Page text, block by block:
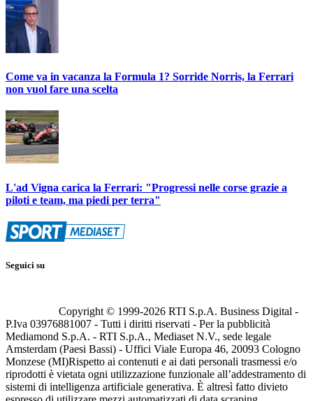
Come va in vacanza la Formula 1? Sorride Norris, la Ferrari
non vuol fare una scelta
L'ad Vigna carica la Ferrari: "Progressi nelle corse grazie a
piloti e team, ma piedi per terra"
Seguici su
Copyright © 1999-2026 RTI S.p.A. Business Digital -
P.Iva 03976881007 - Tutti i diritti riservati - Per la pubblicità
Mediamond S.p.A. - RTI S.p.A., Mediaset N.V., sede legale
Amsterdam (Paesi Bassi) - Uffici Viale Europa 46, 20093 Cologno
Monzese (MI)Rispetto ai contenuti e ai dati personali trasmessi e/o
riprodotti è vietata ogni utilizzazione funzionale all’addestramento di
sistemi di intelligenza artificiale generativa. È altresì fatto divieto